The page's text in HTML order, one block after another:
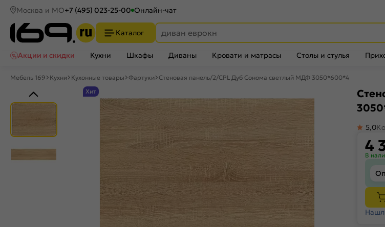
Москва и МО+7 (495) 023-25-00 Онлайн-чат
Каталог
Акции и скидки
Кухни Шкафы Диваны Кровати и матрасы Столы и стулья
Мебель 169 Кухни Кухонные товары Фартуки
Стеновая панель/2/CPL Дуб Сонома светлый МДФ 3050*600*4
Хит
5,0
4
В